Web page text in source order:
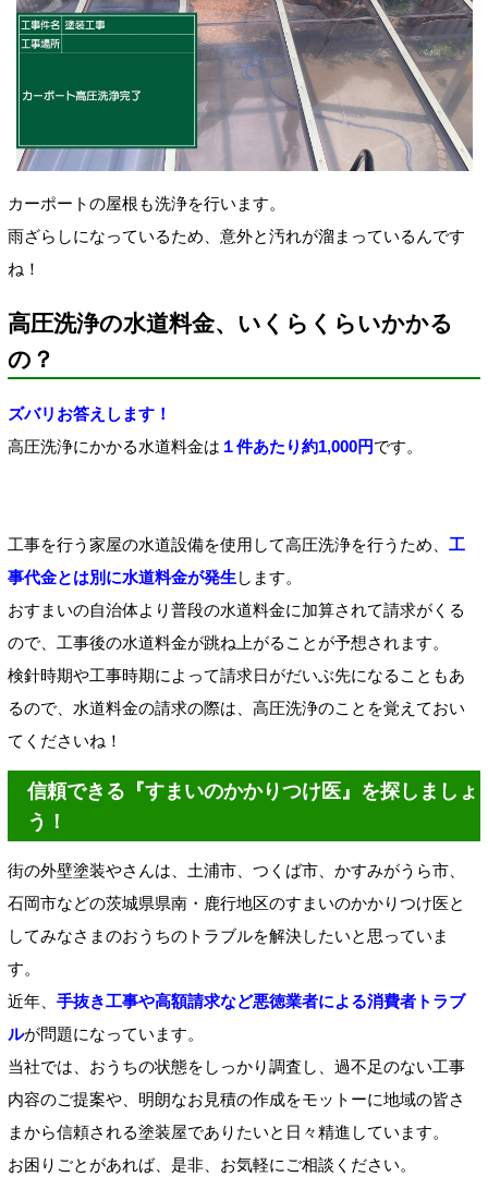
カーポートの屋根も洗浄を行います。
雨ざらしになっているため、意外と汚れが溜まっているんです
ね！
高圧洗浄の水道料金、いくらくらいかかる
の？
ズバリお答えします！
高圧洗浄にかかる水道料金は １件あたり約1,000円です。
工事を行う家屋の水道設備を使用して高圧洗浄を行うため、 工
事代金とは別に水道料金が発生 します。
おすまいの自治体より普段の水道料金に加算されて請求がくる
ので、工事後の水道料金が跳ね上がることが予想されます。
検針時期や工事時期によって請求日がだいぶ先になることもあ
るので、水道料金の請求の際は、高圧洗浄のことを覚えておい
てくださいね！
信頼できる『すまいのかかりつけ医』を探しましょ
う！
街の外壁塗装やさんは、土浦市、つくば市、かすみがうら市、
石岡市などの茨城県県南・鹿行地区のすまいのかかりつけ医と
してみなさまのおうちのトラブルを解決したいと思っていま
す。
近年、 手抜き工事や高額請求など悪徳業者による消費者トラブ
ルが問題になっています。
当社では、おうちの状態をしっかり調査し、過不足のない工事
内容のご提案や、明朗なお見積の作成をモットーに地域の皆さ
まから信頼される塗装屋でありたいと日々精進しています。
お困りごとがあれば、是非、お気軽にご相談ください。